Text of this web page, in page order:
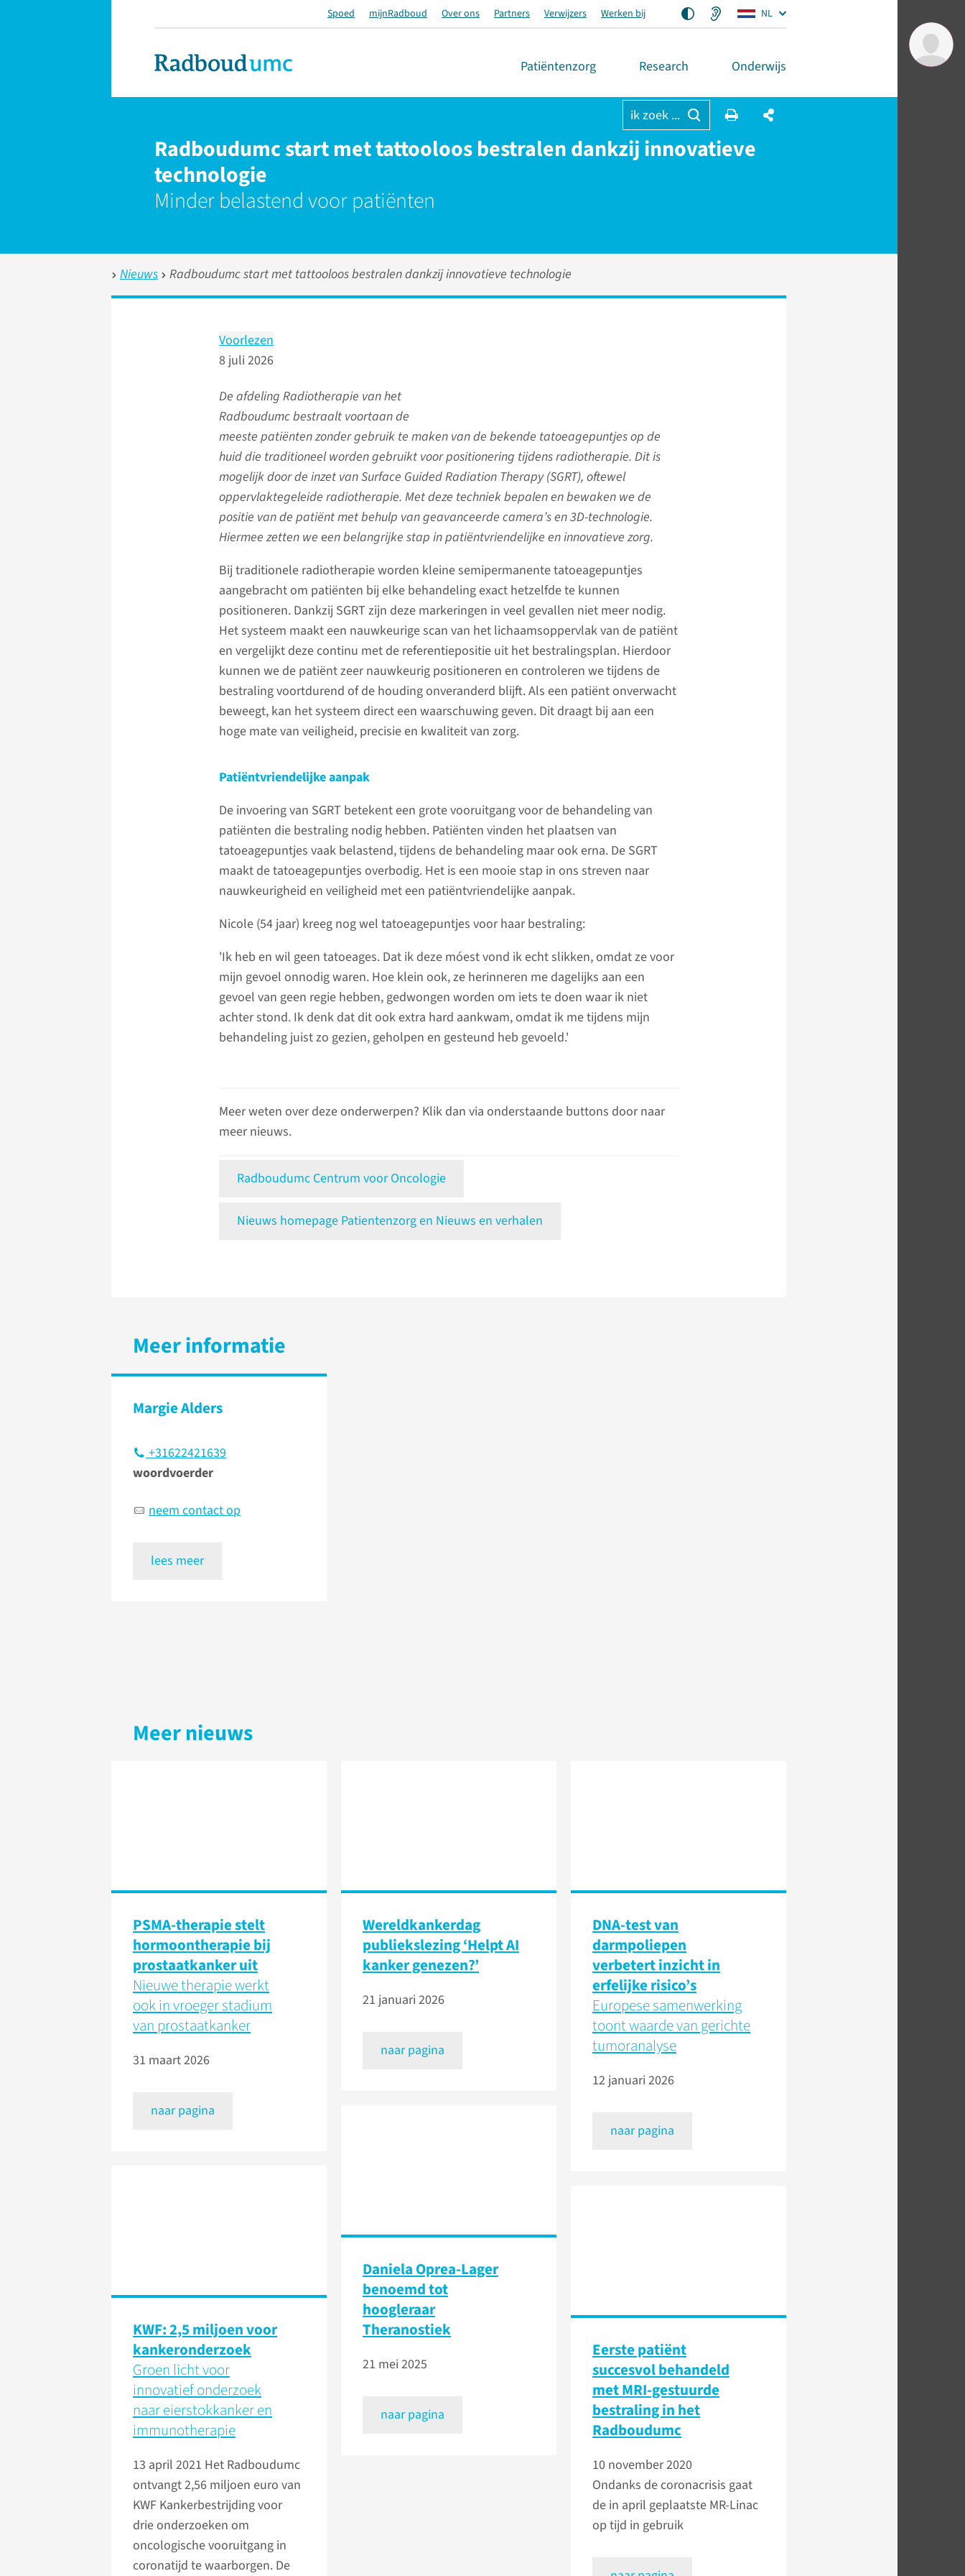
Spoed mijnRadboud Over ons Partners Verwijzers Werken bij NL
Patiëntenzorg Research Onderwijs
ik zoek ...
Radboudumc start met tattooloos bestralen dankzij innovatieve
technologie
Minder belastend voor patiënten
Nieuws Radboudumc start met tattooloos bestralen dankzij innovatieve technologie
Voorlezen
8 juli 2026
De afdeling Radiotherapie van het
Radboudumc bestraalt voortaan de
meeste patiënten zonder gebruik te maken van de bekende tatoeagepuntjes op de
huid die traditioneel worden gebruikt voor positionering tijdens radiotherapie. Dit is
mogelijk door de inzet van Surface Guided Radiation Therapy (SGRT), oftewel
oppervlaktegeleide radiotherapie. Met deze techniek bepalen en bewaken we de
positie van de patiënt met behulp van geavanceerde camera’s en 3D-technologie.
Hiermee zetten we een belangrijke stap in patiëntvriendelijke en innovatieve zorg.
Bij traditionele radiotherapie worden kleine semipermanente tatoeagepuntjes
aangebracht om patiënten bij elke behandeling exact hetzelfde te kunnen
positioneren. Dankzij SGRT zijn deze markeringen in veel gevallen niet meer nodig.
Het systeem maakt een nauwkeurige scan van het lichaamsoppervlak van de patiënt
en vergelijkt deze continu met de referentiepositie uit het bestralingsplan. Hierdoor
kunnen we de patiënt zeer nauwkeurig positioneren en controleren we tijdens de
bestraling voortdurend of de houding onveranderd blijft. Als een patiënt onverwacht
beweegt, kan het systeem direct een waarschuwing geven. Dit draagt bij aan een
hoge mate van veiligheid, precisie en kwaliteit van zorg.
Patiëntvriendelijke aanpak
De invoering van SGRT betekent een grote vooruitgang voor de behandeling van
patiënten die bestraling nodig hebben. Patiënten vinden het plaatsen van
tatoeagepuntjes vaak belastend, tijdens de behandeling maar ook erna. De SGRT
maakt de tatoeagepuntjes overbodig. Het is een mooie stap in ons streven naar
nauwkeurigheid en veiligheid met een patiëntvriendelijke aanpak.
Nicole (54 jaar) kreeg nog wel tatoeagepuntjes voor haar bestraling:
'Ik heb en wil geen tatoeages. Dat ik deze móest vond ik echt slikken, omdat ze voor
mijn gevoel onnodig waren. Hoe klein ook, ze herinneren me dagelijks aan een
gevoel van geen regie hebben, gedwongen worden om iets te doen waar ik niet
achter stond. Ik denk dat dit ook extra hard aankwam, omdat ik me tijdens mijn
behandeling juist zo gezien, geholpen en gesteund heb gevoeld.'
Meer weten over deze onderwerpen? Klik dan via onderstaande buttons door naar
meer nieuws.
Radboudumc Centrum voor Oncologie
Nieuws homepage Patientenzorg en Nieuws en verhalen
Meer informatie
Margie Alders
+31622421639
woordvoerder
neem contact op
lees meer
Meer nieuws
PSMA-therapie stelt
hormoontherapie bij
prostaatkanker uit
Nieuwe therapie werkt
ook in vroeger stadium
van prostaatkanker
31 maart 2026
naar pagina
Wereldkankerdag
publiekslezing ‘Helpt AI
kanker genezen?’
21 januari 2026
naar pagina
DNA-test van
darmpoliepen
verbetert inzicht in
erfelijke risico’s
Europese samenwerking
toont waarde van gerichte
tumoranalyse
12 januari 2026
naar pagina
Daniela Oprea-Lager
benoemd tot
hoogleraar
Theranostiek
21 mei 2025
naar pagina
KWF: 2,5 miljoen voor
kankeronderzoek
Groen licht voor
innovatief onderzoek
naar eierstokkanker en
immunotherapie
13 april 2021 Het Radboudumc
ontvangt 2,56 miljoen euro van
KWF Kankerbestrijding voor
drie onderzoeken om
oncologische vooruitgang in
coronatijd te waarborgen. De
Eerste patiënt
succesvol behandeld
met MRI-gestuurde
bestraling in het
Radboudumc
10 november 2020
Ondanks de coronacrisis gaat
de in april geplaatste MR-Linac
op tijd in gebruik